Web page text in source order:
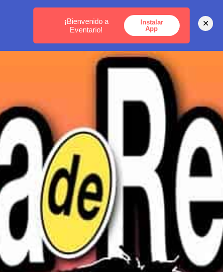
MEDELLÍN - BOGOTÁ - CARTAGENA
¡Bienvenido a
Eventario!
Instalar
App
×